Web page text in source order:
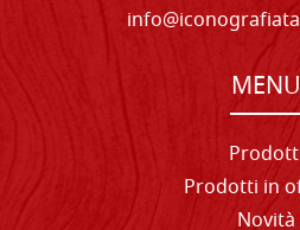
MENU
Prodotti in
Novità